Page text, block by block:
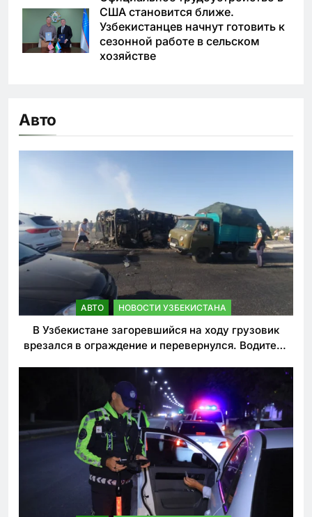
США становится ближе.
Узбекистанцев начнут готовить к
сезонной работе в сельском
хозяйстве
Авто
АВТО НОВОСТИ УЗБЕКИСТАНА
В Узбекистане загоревшийся на ходу грузовик
врезался в ограждение и перевернулся. Водитель